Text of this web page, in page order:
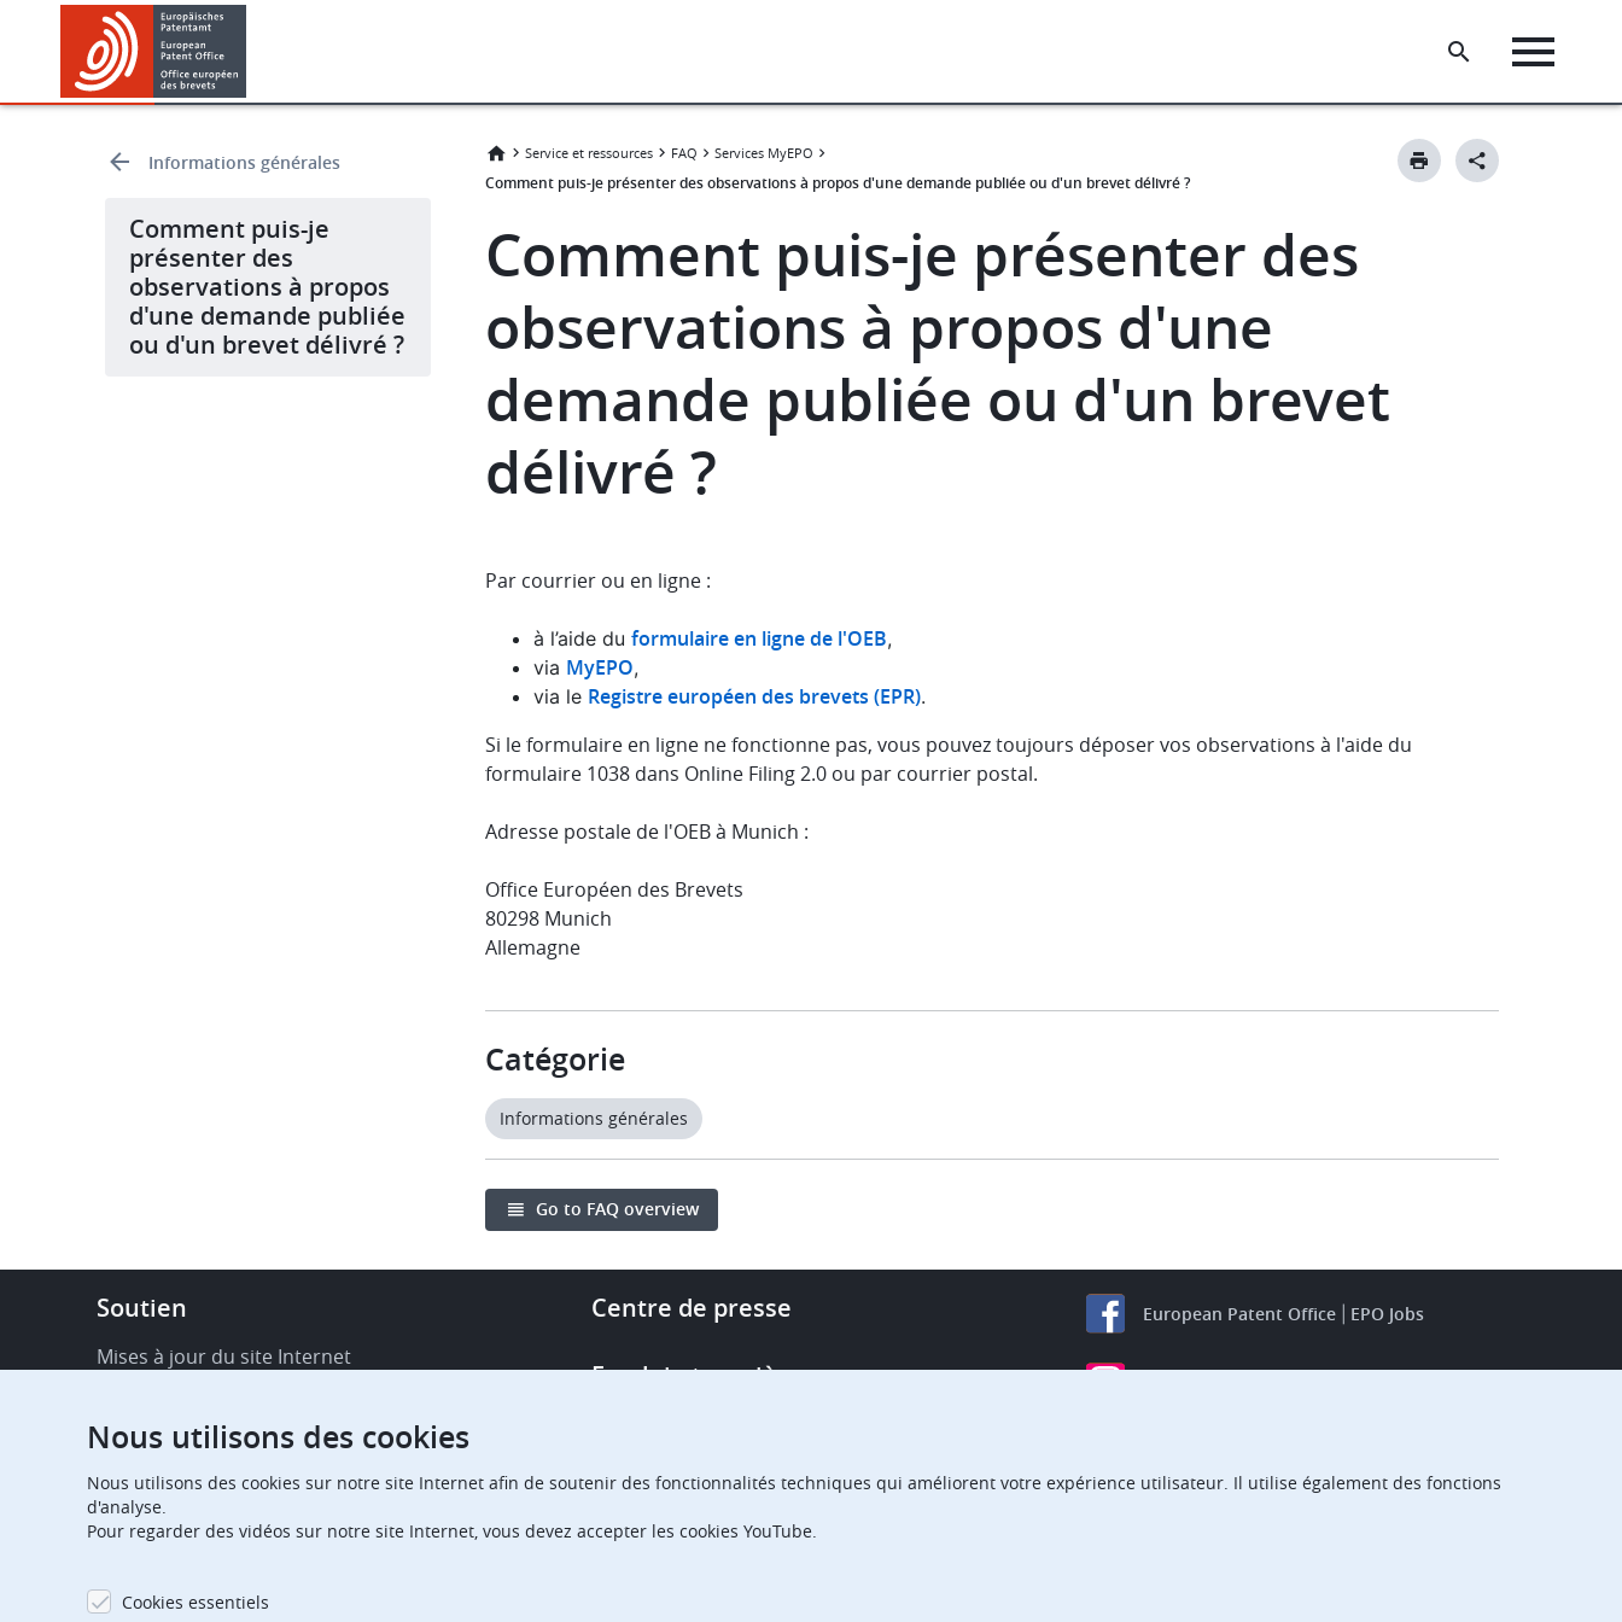
content
Informations générales
Comment puis-je
présenter des
observations à propos
d'une demande publiée
ou d'un brevet délivré ?
Service et ressources FAQ Services MyEPO
Comment puis-je présenter des observations à propos d'une demande publiée ou d'un brevet délivré ?
Comment puis-je présenter des
observations à propos d'une
demande publiée ou d'un brevet
délivré ?
Par courrier ou en ligne :
à l’aide du formulaire en ligne de l'OEB,
via MyEPO,
via le Registre européen des brevets (EPR).
Si le formulaire en ligne ne fonctionne pas, vous pouvez toujours déposer vos observations à l'aide du
formulaire 1038 dans Online Filing 2.0 ou par courrier postal.
Adresse postale de l'OEB à Munich :
Office Européen des Brevets
80298 Munich
Allemagne
Catégorie
Informations générales
Go to FAQ overview
Footer
Service
Soutien
Mises à jour du site Internet
FAQ
Publications
Notifications relatives aux procédures
Contact
Footer
Centre de presse
Emploi et carrière
European Patent Office EPO Jobs
EPO Procurement
Nous utilisons des cookies
Nous utilisons des cookies sur notre site Internet afin de soutenir des fonctionnalités techniques qui améliorent votre expérience utilisateur. Il utilise également des fonctions
d'analyse.
Pour regarder des vidéos sur notre site Internet, vous devez accepter les cookies YouTube.
Cookies essentiels